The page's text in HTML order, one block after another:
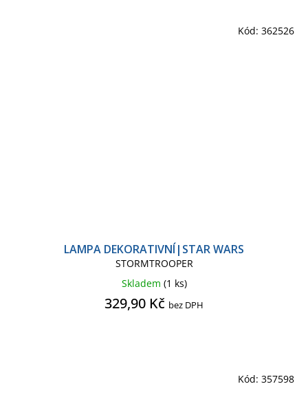
LAMPA DEKORATIVNÍ|STAR WARS
STORMTROOPER
Skladem (1 ks)
329,90 Kč bez DPH
Kód: 362526
Kód: 357598